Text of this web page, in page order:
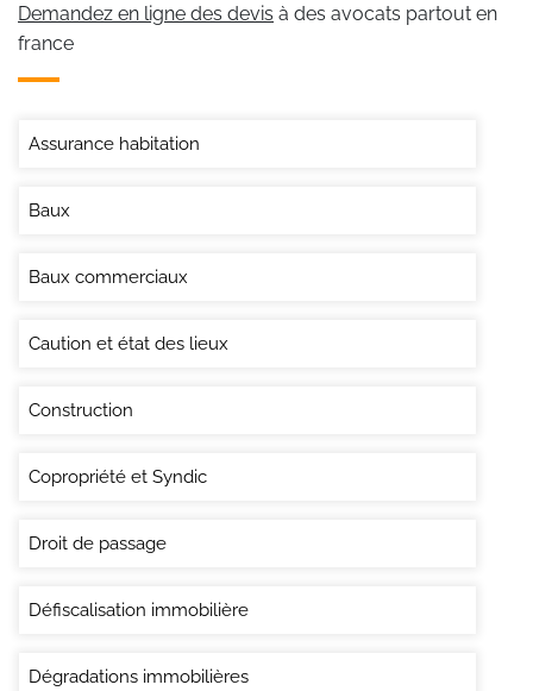
Demandez en ligne des devis à des avocats partout en
france
Assurance habitation
Baux
Baux commerciaux
Caution et état des lieux
Construction
Copropriété et Syndic
Droit de passage
Défiscalisation immobilière
Dégradations immobilières